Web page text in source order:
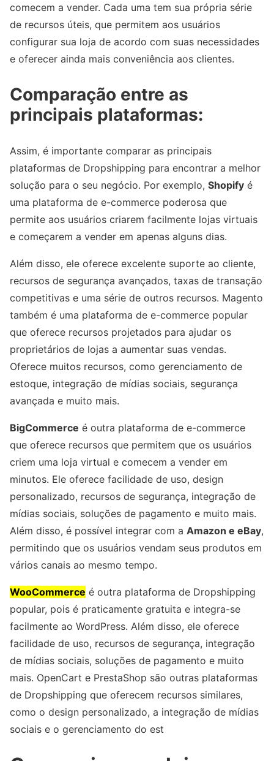
comecem a vender. Cada uma tem sua própria série
de recursos úteis, que permitem aos usuários
configurar sua loja de acordo com suas necessidades
e oferecer ainda mais conveniência aos clientes.
Comparação entre as
principais plataformas:
Assim, é importante comparar as principais
plataformas de Dropshipping para encontrar a melhor
solução para o seu negócio. Por exemplo, Shopify é
uma plataforma de e-commerce poderosa que
permite aos usuários criarem facilmente lojas virtuais
e começarem a vender em apenas alguns dias.
Além disso, ele oferece excelente suporte ao cliente,
recursos de segurança avançados, taxas de transação
competitivas e uma série de outros recursos. Magento
também é uma plataforma de e-commerce popular
que oferece recursos projetados para ajudar os
proprietários de lojas a aumentar suas vendas.
Oferece muitos recursos, como gerenciamento de
estoque, integração de mídias sociais, segurança
avançada e muito mais.
BigCommerce é outra plataforma de e-commerce
que oferece recursos que permitem que os usuários
criem uma loja virtual e comecem a vender em
minutos. Ele oferece facilidade de uso, design
personalizado, recursos de segurança, integração de
mídias sociais, soluções de pagamento e muito mais.
Além disso, é possível integrar com a Amazon e eBay,
permitindo que os usuários vendam seus produtos em
vários canais ao mesmo tempo.
WooCommerce é outra plataforma de Dropshipping
popular, pois é praticamente gratuita e integra-se
facilmente ao WordPress. Além disso, ele oferece
facilidade de uso, recursos de segurança, integração
de mídias sociais, soluções de pagamento e muito
mais. OpenCart e PrestaShop são outras plataformas
de Dropshipping que oferecem recursos similares,
como o design personalizado, a integração de mídias
sociais e o gerenciamento do est